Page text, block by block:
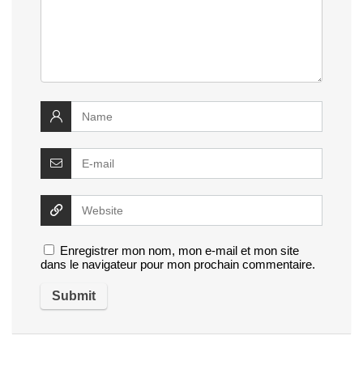
Enregistrer mon nom, mon e-mail et mon site
dans le navigateur pour mon prochain commentaire.